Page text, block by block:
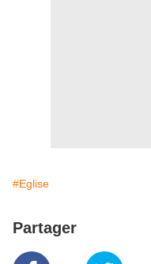
#Eglise
Partager